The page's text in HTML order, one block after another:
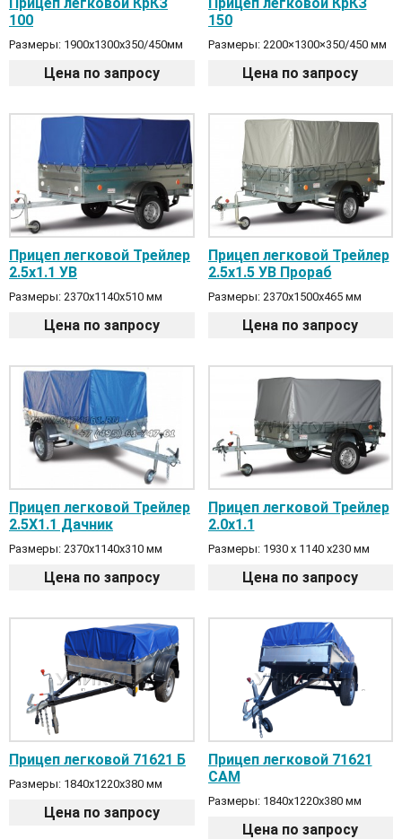
100
Размеры: 1900x1300х350/450мм
Цена по запросу
150
Размеры: 2200×1300×350/450 мм
Цена по запросу
Прицеп легковой Трейлер
2.5х1.1 УВ
Размеры: 2370х1140х510 мм
Цена по запросу
Прицеп легковой Трейлер
2.5х1.5 УВ Прораб
Размеры: 2370х1500х465 мм
Цена по запросу
Прицеп легковой Трейлер
2.5Х1.1 Дачник
Размеры: 2370х1140х310 мм
Цена по запросу
Прицеп легковой Трейлер
2.0х1.1
Размеры: 1930 х 1140 х230 мм
Цена по запросу
Прицеп легковой 71621 Б
Размеры: 1840х1220х380 мм
Цена по запросу
Прицеп легковой 71621
CАМ
Размеры: 1840х1220х380 мм
Цена по запросу